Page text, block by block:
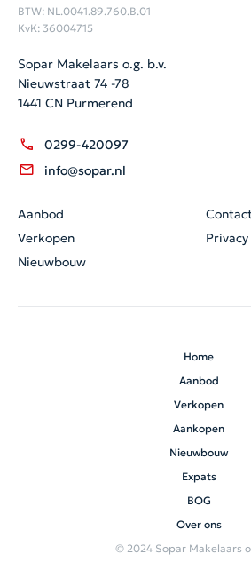
BTW: NL.0041.89.760.B.01
KvK: 36004715
Sopar Makelaars o.g. b.v.
Nieuwstraat 74 -78
1441 CN Purmerend
0299-420097
info@sopar.nl
Aanbod
Verkopen
Nieuwbouw
Home
Aanbod
Verkopen
Aankopen
Nieuwbouw
Expats
BOG
Over ons
© 2024 Sopar Makelaars